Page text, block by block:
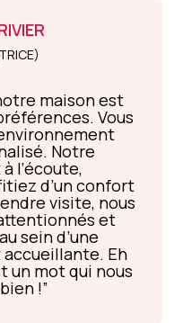
maison est
Vous
Notre
l’écoute,
d’un confort
visite, nous
et
sein d’une
Eh
un mot qui nous
!